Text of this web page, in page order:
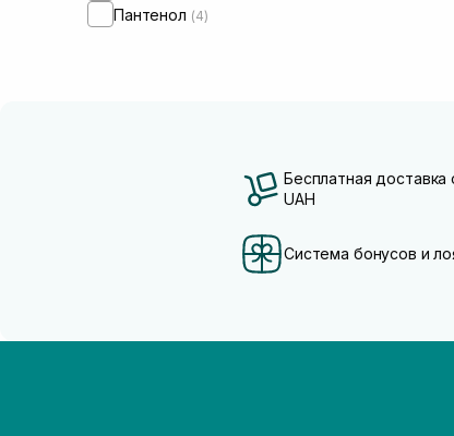
Пантенол (4)
Бесплатная доставка
UAH
Система бонусов и